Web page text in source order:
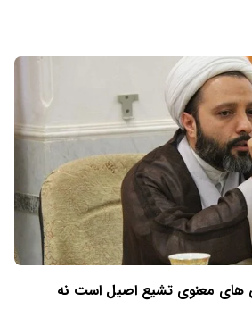
های معنوی تشیع اصیل است نه